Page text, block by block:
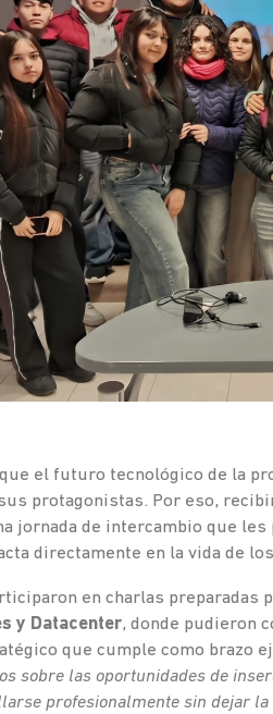
que el futuro tecnológico de la
protagonistas. Por eso,
jornada de intercambio que
directamente en la vida de
en charlas preparadas
y Datacenter, donde pudieron
que cumple como brazo
sobre las oportunidades de
profesionalmente sin dejar la